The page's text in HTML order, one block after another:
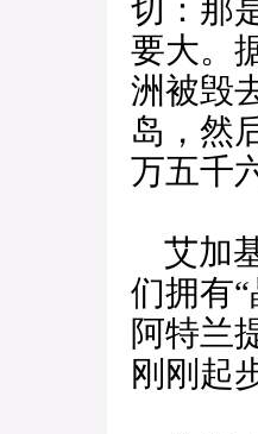
切：那
要大。
洲被毁
岛，然
万五千
艾加
们拥有
阿特兰
刚刚起